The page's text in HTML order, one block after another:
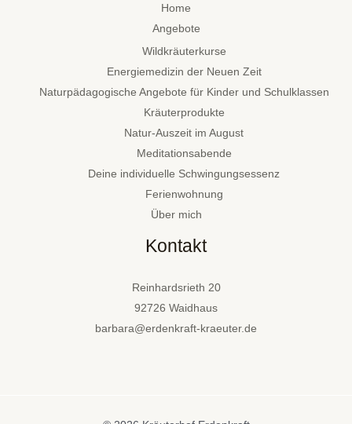
Home
Angebote
Wildkräuterkurse
Energiemedizin der Neuen Zeit
Naturpädagogische Angebote für Kinder und Schulklassen
Kräuterprodukte
Natur-Auszeit im August
Meditationsabende
Deine individuelle Schwingungsessenz
Ferienwohnung
Über mich
Kontakt
Reinhardsrieth 20
92726 Waidhaus
barbara@erdenkraft-kraeuter.de